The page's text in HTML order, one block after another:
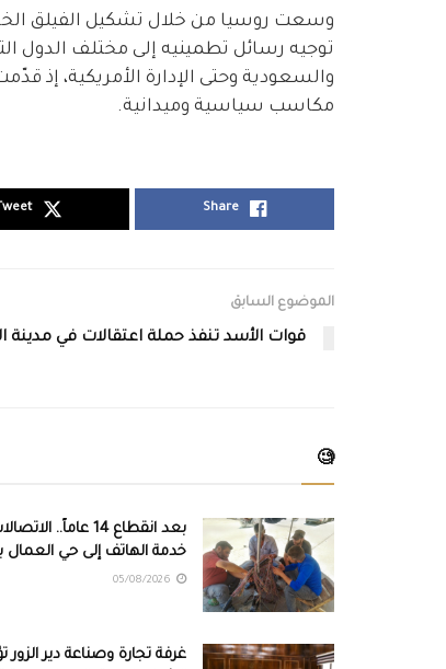
وسعت روسيا من خلال تشكيل الفيلق
توجيه رسائل تطمينيه إلى مختلف الدول
والسعودية وحتى الإدارة الأمريكية، إذ
مكاسب سياسية وميدانية.
Share
الموضوع السابق
قوات الأسد تنفذ حملة اعتقالات في مدينة
🧐
بعد انقطاع 14 عاماً..
خدمة الهاتف إلى حي العمال
غرفة تجارة وصناعة دير الزور